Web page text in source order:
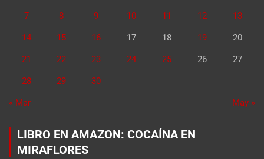
7 8 9 10 11 12 13
14 15 16 17 18 19 20
21 22 23 24 25 26 27
28 29 30
« Mar May »
LIBRO EN AMAZON: COCAÍNA EN
MIRAFLORES